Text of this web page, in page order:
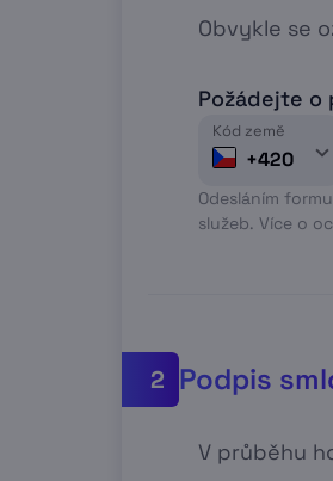
Obvykle se
Požádejte
Kód země
+420
Odesláním
služeb. Více o
2 Podpis
V průběhu